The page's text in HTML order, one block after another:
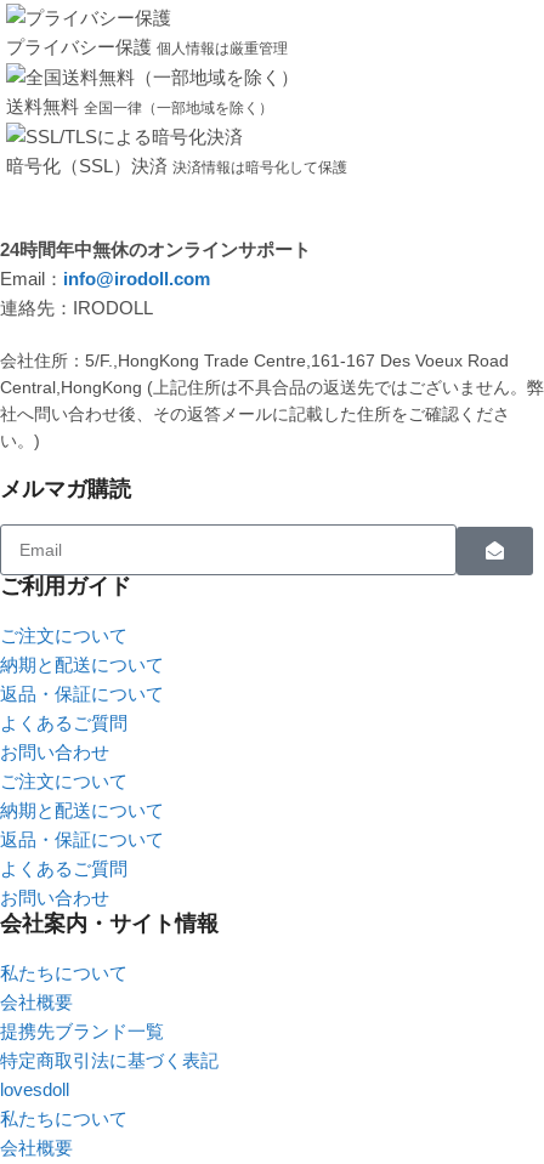
プライバシー保護 個人情報は厳重管理
送料無料 全国一律（一部地域を除く）
暗号化（SSL）決済 決済情報は暗号化して保護
24時間年中無休のオンラインサポート
Email： info@irodoll.com
連絡先：IRODOLL
会社住所：5/F.,HongKong Trade Centre,161-167 Des Voeux Road
Central,HongKong (上記住所は不具合品の返送先ではございません。弊
社へ問い合わせ後、その返答メールに記載した住所をご確認くださ
い。)
メルマガ購読
ご利用ガイド
ご注文について
納期と配送について
返品・保証について
よくあるご質問
お問い合わせ
ご注文について
納期と配送について
返品・保証について
よくあるご質問
お問い合わせ
会社案内・サイト情報
私たちについて
会社概要
提携先ブランド一覧
特定商取引法に基づく表記
lovesdoll
私たちについて
会社概要